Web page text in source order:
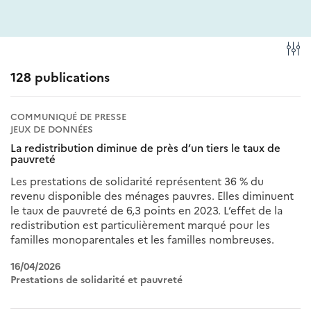
128 publications
COMMUNIQUÉ DE PRESSE
JEUX DE DONNÉES
La redistribution diminue de près d’un tiers le taux de
pauvreté
Les prestations de solidarité représentent 36 % du
revenu disponible des ménages pauvres. Elles diminuent
le taux de pauvreté de 6,3 points en 2023. L’effet de la
redistribution est particulièrement marqué pour les
familles monoparentales et les familles nombreuses.
16/04/2026
Prestations de solidarité et pauvreté